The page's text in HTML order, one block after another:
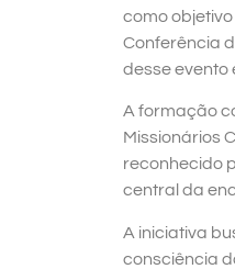
como
Conferência
desse evento
A formação
Missionários
reconhecido
central da
A iniciativa
consciência